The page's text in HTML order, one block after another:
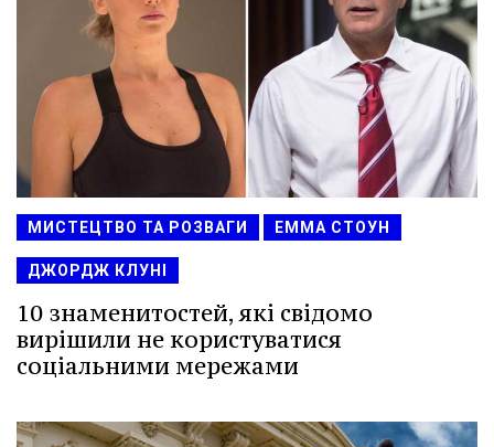
МИСТЕЦТВО ТА РОЗВАГИ ЕММА СТОУН
ДЖОРДЖ КЛУНІ
10 знаменитостей, які свідомо
вирішили не користуватися
соціальними мережами